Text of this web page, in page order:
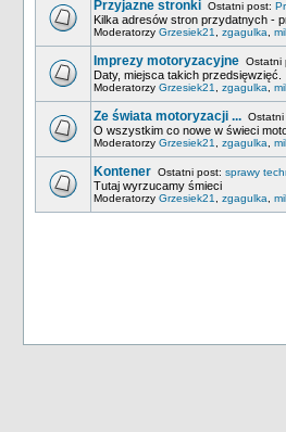
Przyjazne stronki Ostatni post:
Kilka adresów stron przydatnych -
Moderatorzy Grzesiek21 zgagulka
Imprezy motoryzacyjne Ostatni
Daty, miejsca takich przedsięwzięć.
Moderatorzy Grzesiek21 zgagulka
Ze świata motoryzacji ... Ostatni
O wszystkim co nowe w świeci
Moderatorzy Grzesiek21 zgagulka
Kontener Ostatni post: sprawy
Tutaj wyrzucamy śmieci
Moderatorzy Grzesiek21 zgagulka